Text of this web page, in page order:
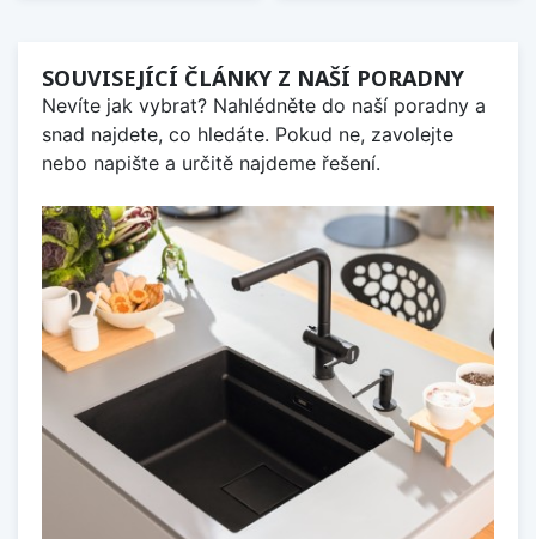
SOUVISEJÍCÍ ČLÁNKY Z NAŠÍ PORADNY
Nevíte jak vybrat? Nahlédněte do naší poradny a
snad najdete, co hledáte. Pokud ne, zavolejte
nebo napište a určitě najdeme řešení.